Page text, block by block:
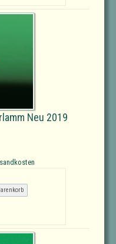
Neu 2019